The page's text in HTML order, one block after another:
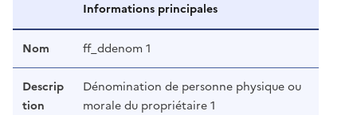
Informations principales
Nom ff_ddenom 1
Descrip
tion
Dénomination de personne physique ou
morale du propriétaire 1